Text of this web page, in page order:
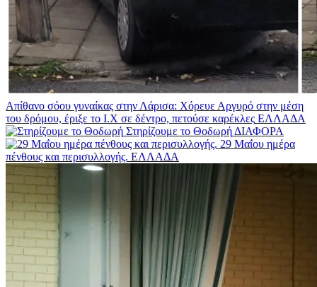
Απίθανο σόου γυναίκας στην Λάρισα: Χόρευε Αργυρό στην μέση
του δρόμου, έριξε το Ι.Χ σε δέντρο, πετούσε καρέκλες ΕΛΛΑΔΑ
Στηρίζουμε το Θοδωρή ΔΙΑΦΟΡΑ
29 Μαΐου ημέρα
πένθους και περισυλλογής. ΕΛΛΑΔΑ